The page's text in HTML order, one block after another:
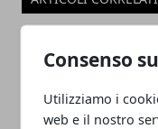
Consenso
Utilizziamo i
web e il nostro